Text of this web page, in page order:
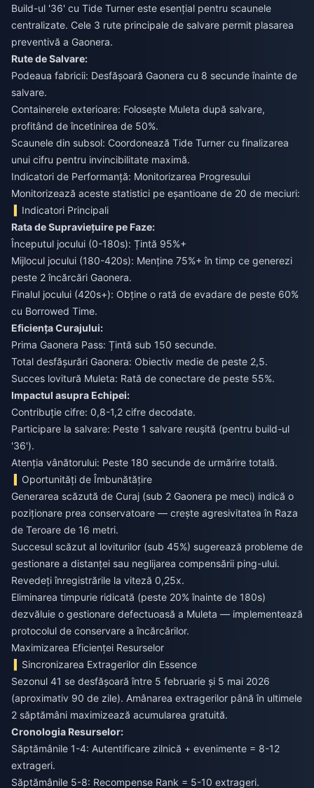
Build-ul '36' cu Tide Turner este esențial pentru scaunele
centralizate. Cele 3 rute principale de salvare permit plasarea
preventivă a Gaonera.
Rute de Salvare:
Podeaua fabricii: Desfășoară Gaonera cu 8 secunde înainte de
salvare.
Containerele exterioare: Folosește Muleta după salvare,
profitând de încetinirea de 50%.
Scaunele din subsol: Coordonează Tide Turner cu finalizarea
unui cifru pentru invincibilitate maximă.
Indicatori de Performanță: Monitorizarea Progresului
Monitorizează aceste statistici pe eșantioane de 20 de meciuri:
Indicatori Principali
Rata de Supraviețuire pe Faze:
Începutul jocului (0-180s): Țintă 95%+
Mijlocul jocului (180-420s): Menține 75%+ în timp ce generezi
peste 2 încărcări Gaonera.
Finalul jocului (420s+): Obține o rată de evadare de peste 60%
cu Borrowed Time.
Eficiența Curajului:
Prima Gaonera Pass: Țintă sub 150 secunde.
Total desfășurări Gaonera: Obiectiv medie de peste 2,5.
Succes lovitură Muleta: Rată de conectare de peste 55%.
Impactul asupra Echipei:
Contribuție cifre: 0,8-1,2 cifre decodate.
Participare la salvare: Peste 1 salvare reușită (pentru build-ul
'36').
Atenția vânătorului: Peste 180 secunde de urmărire totală.
Oportunități de Îmbunătățire
Generarea scăzută de Curaj (sub 2 Gaonera pe meci) indică o
poziționare prea conservatoare — crește agresivitatea în Raza
de Teroare de 16 metri.
Succesul scăzut al loviturilor (sub 45%) sugerează probleme de
gestionare a distanței sau neglijarea compensării ping-ului.
Revedeți înregistrările la viteză 0,25x.
Eliminarea timpurie ridicată (peste 20% înainte de 180s)
dezvăluie o gestionare defectuoasă a Muleta — implementează
protocolul de conservare a încărcărilor.
Maximizarea Eficienței Resurselor
Sincronizarea Extragerilor din Essence
Sezonul 41 se desfășoară între 5 februarie și 5 mai 2026
(aproximativ 90 de zile). Amânarea extragerilor până în ultimele
2 săptămâni maximizează acumularea gratuită.
Cronologia Resurselor:
Săptămânile 1-4: Autentificare zilnică + evenimente = 8-12
extrageri.
Săptămânile 5-8: Recompense Rank = 5-10 extrageri.